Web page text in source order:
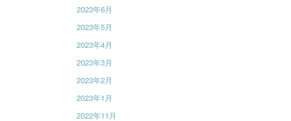
2023年6月
2023年5月
2023年4月
2023年3月
2023年2月
2023年1月
2022年11月